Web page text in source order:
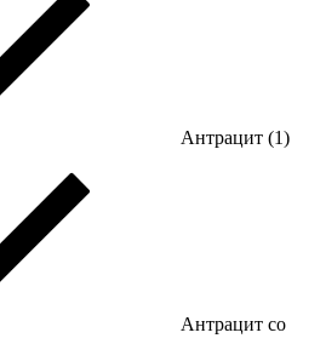
Антрацит (1)
Антрацит со